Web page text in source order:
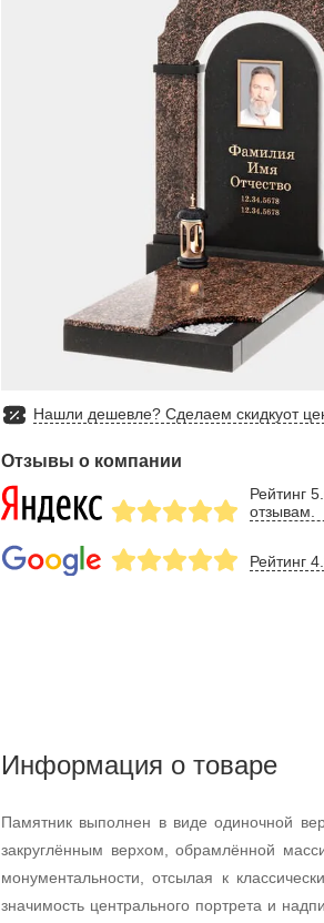
Нашли дешевле? Сделаем скидкуот
Отзывы о компании
Рейтинг
отзывам.
Рейтинг
Информация о товаре
Памятник выполнен в виде одиночной
закруглённым верхом, обрамлённой
монументальности, отсылая к
значимость центрального портрета и